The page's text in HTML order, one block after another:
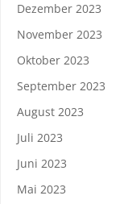
Dezember 2023
November 2023
Oktober 2023
September 2023
August 2023
Juli 2023
Juni 2023
Mai 2023